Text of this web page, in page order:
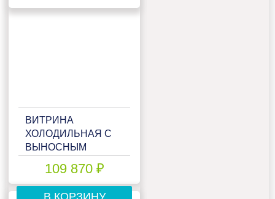
ВИТРИНА
ХОЛОДИЛЬНАЯ С
ВЫНОСНЫМ
МАРИХОЛОДМАШ
ПАРАБЕЛЬ
109 870 ₽
В КОРЗИНУ